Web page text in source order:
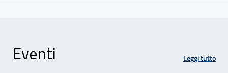
Eventi Leggi tutto